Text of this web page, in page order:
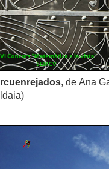
, de Ana